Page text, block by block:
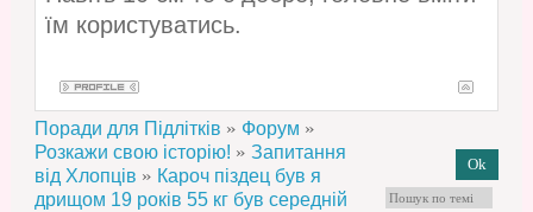
їм користуватись.
Поради для Підлітків » Форум »
Розкажи свою історію! » Запитання
від Хлопців » Кароч піздец був я
дрищом 19 років 55 кг був середній